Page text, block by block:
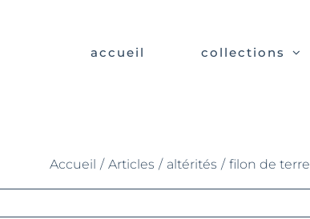
accueil
collections
Accueil / Articles / altérités / filon de terre